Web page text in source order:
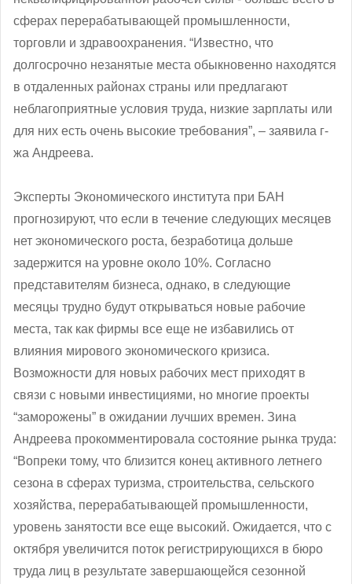
сферах перерабатывающей промышленности,
торговли и здравоохранения. “Известно, что
долгосрочно незанятые места обыкновенно находятся
в отдаленных районах страны или предлагают
неблагоприятные условия труда, низкие зарплаты или
для них есть очень высокие требования”, ‒ заявила г-
жа Андреева.
Эксперты Экономического института при БАН
прогнозируют, что если в течение следующих месяцев
нет экономического роста, безработица дольше
задержится на уровне около 10%. Согласно
представителям бизнеса, однако, в следующие
месяцы трудно будут открываться новые рабочие
места, так как фирмы все еще не избавились от
влияния мирового экономического кризиса.
Возможности для новых рабочих мест приходят в
связи с новыми инвестициями, но многие проекты
“заморожены” в ожидании лучших времен. Зина
Андреева прокомментировала состояние рынка труда:
“Вопреки тому, что близится конец активного летнего
сезона в сферах туризма, строительства, сельского
хозяйства, перерабатывающей промышленности,
уровень занятости все еще высокий. Ожидается, что с
октября увеличится поток регистрирующихся в бюро
труда лиц в результате завершающейся сезонной